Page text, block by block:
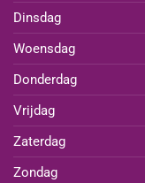
Dinsdag
Woensdag
Donderdag
Vrijdag
Zaterdag
Zondag